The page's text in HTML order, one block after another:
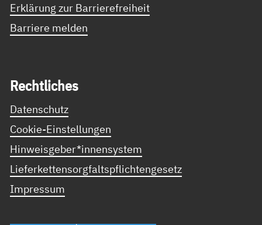
Erklärung zur Barrierefreiheit
Barriere melden
Recht­li­ches
Datenschutz
Cookie-Einstellungen
Hinweisgeber*innensystem
Lieferkettensorgfaltspflichtengesetz
Impressum